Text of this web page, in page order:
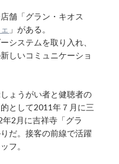
舗「グラン・キオス
」がある。
システムを取り入れ、
しいコミュニケーショ
ょうがい者と健聴者の
として2011年７月に三
2月に吉祥寺「グラ
だ。接客の前線で活躍
フ。